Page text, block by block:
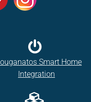
Smart Home
Integration